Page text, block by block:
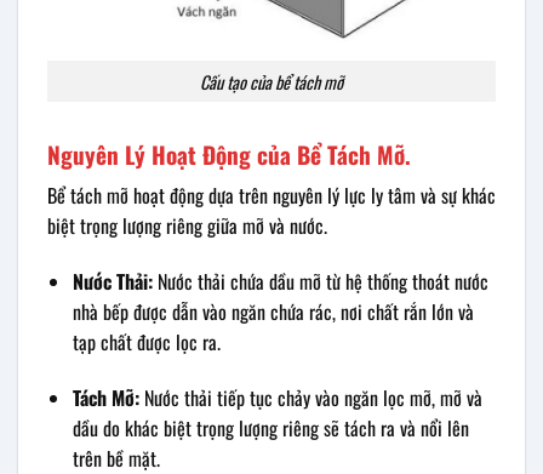
Cấu tạo của bể tách mỡ
Nguyên Lý Hoạt Động của Bể Tách Mỡ.
Bể tách mỡ hoạt động dựa trên nguyên lý lực ly tâm và sự khác
biệt trọng lượng riêng giữa mỡ và nước.
Nước Thải:Nước thải chứa dầu mỡ từ hệ thống thoát nước
nhà bếp được dẫn vào ngăn chứa rác, nơi chất rắn lớn và
tạp chất được lọc ra.
Tách Mỡ:Nước thải tiếp tục chảy vào ngăn lọc mỡ, mỡ và
dầu do khác biệt trọng lượng riêng sẽ tách ra và nổi lên
trên bề mặt.